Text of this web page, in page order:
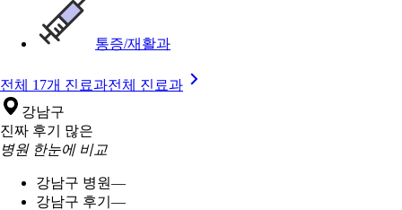
통증/재활과
전체 17개 진료과전체 진료과
강남구
진짜 후기 많은
병원 한눈에 비교
강남구 병원—
강남구 후기 —